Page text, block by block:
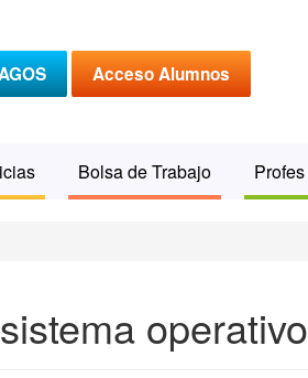
Acceso Alumnos
Bolsa de Trabajo Profes
operativo